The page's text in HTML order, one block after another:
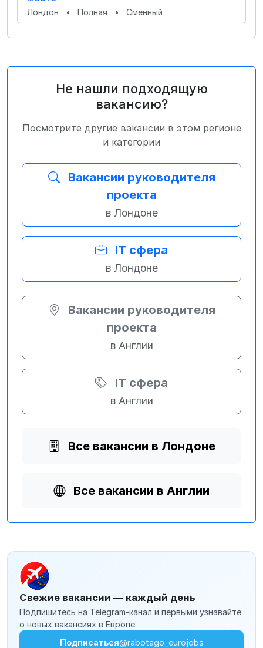
Лондон • Полная • Сменный
Не нашли подходящую
вакансию?
Посмотрите другие вакансии в этом регионе
и категории
Вакансии руководителя
проекта
в Лондоне
IT сфера
в Лондоне
Вакансии руководителя
проекта
в Англии
IT сфера
в Англии
Все вакансии в Лондоне
Все вакансии в Англии
Свежие вакансии — каждый день
Подпишитесь на Telegram-канал и первыми узнавайте
о новых вакансиях в Европе.
Подписаться@rabotago_eurojobs